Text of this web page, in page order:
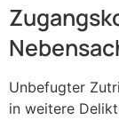
Unbefugter
in weitere